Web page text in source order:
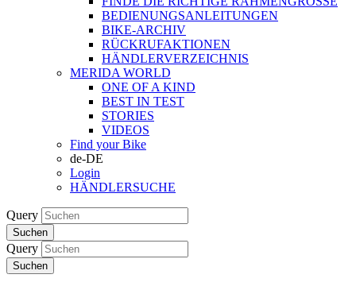
BEDIENUNGSANLEITUNGEN
BIKE-ARCHIV
RÜCKRUFAKTIONEN
HÄNDLERVERZEICHNIS
MERIDA WORLD
ONE OF A KIND
BEST IN TEST
STORIES
VIDEOS
Find your Bike
de-DE
Login
HÄNDLERSUCHE
Query
Suchen
Query
Suchen